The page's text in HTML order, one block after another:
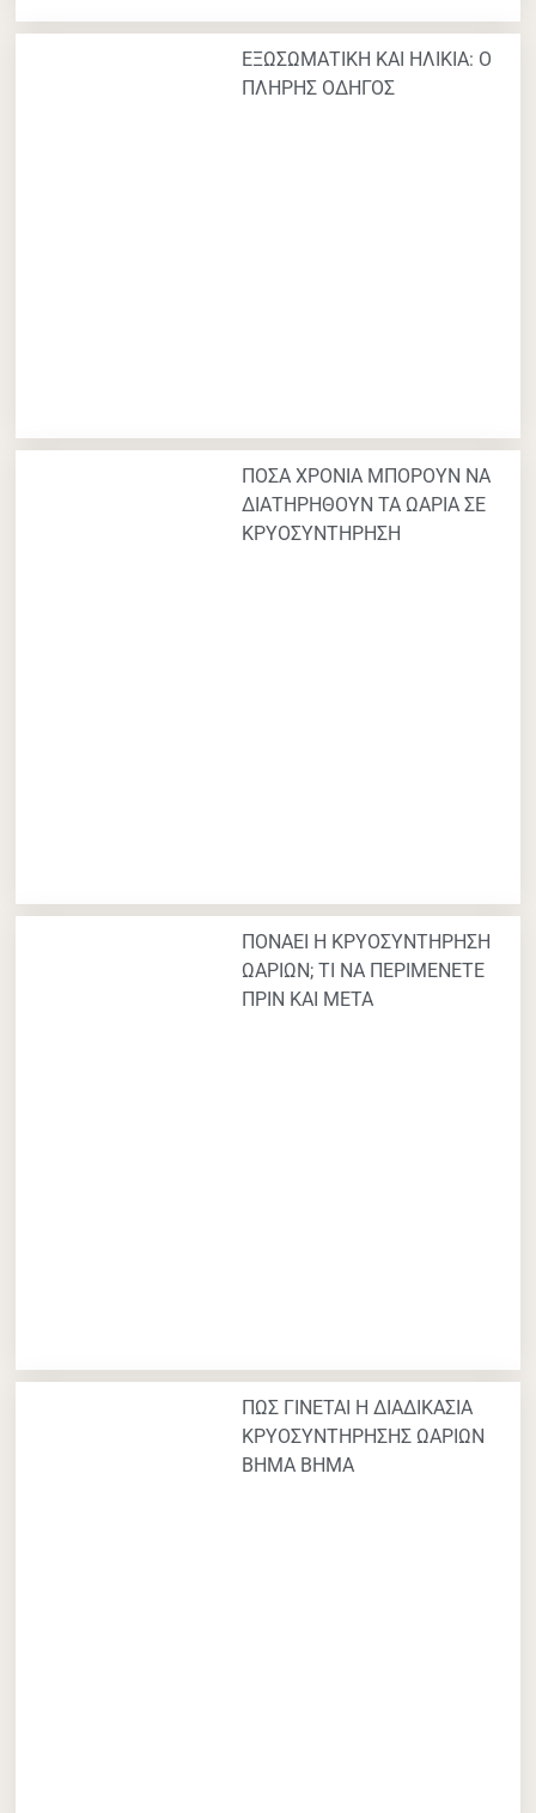
ΕΞΩΣΩΜΑΤΙΚΗ ΚΑΙ ΗΛΙΚΙΑ: Ο
ΠΛΗΡΗΣ ΟΔΗΓΟΣ
ΠΟΣΑ ΧΡΟΝΙΑ ΜΠΟΡΟΥΝ ΝΑ
ΔΙΑΤΗΡΗΘΟΥΝ ΤΑ ΩΑΡΙΑ ΣΕ
ΚΡΥΟΣΥΝΤΗΡΗΣΗ
ΠΟΝΑΕΙ Η ΚΡΥΟΣΥΝΤΗΡΗΣΗ
ΩΑΡΙΩΝ; ΤΙ ΝΑ ΠΕΡΙΜΕΝΕΤΕ
ΠΡΙΝ ΚΑΙ ΜΕΤΑ
ΠΩΣ ΓΙΝΕΤΑΙ Η ΔΙΑΔΙΚΑΣΙΑ
ΚΡΥΟΣΥΝΤΗΡΗΣΗΣ ΩΑΡΙΩΝ
ΒΗΜΑ ΒΗΜΑ